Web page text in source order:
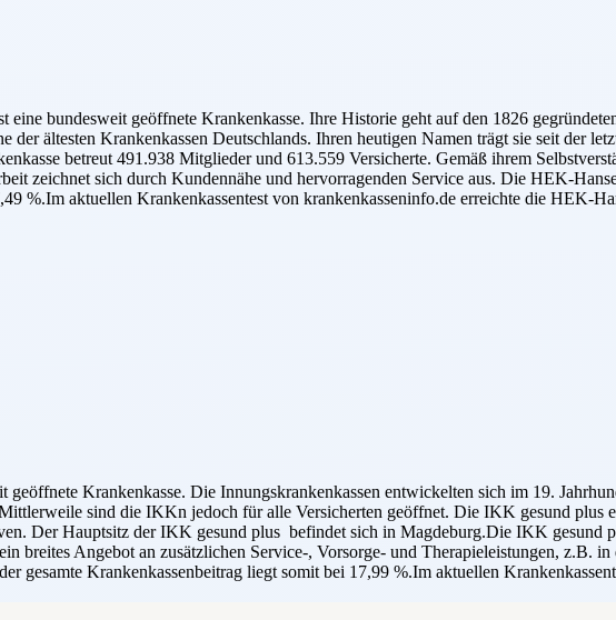
eine bundesweit geöffnete Krankenkasse. Ihre Historie geht auf den 1826
der ältesten Krankenkassen Deutschlands. Ihren heutigen Namen trägt sie seit der
betreut 491.938 Mitglieder und 613.559 Versicherte. Gemäß ihrem
zeichnet sich durch Kundennähe und hervorragenden Service aus. Die HEK-
%.Im aktuellen Krankenkassentest von krankenkasseninfo.de erreichte die HEK-
Krankenkasse. Die Innungskrankenkassen entwickelten sich im 19.
sind die IKKn jedoch für alle Versicherten geöffnet. Die IKK gesund plus
Der Hauptsitz der IKK gesund plus befindet sich in Magdeburg.Die IKK gesund
breites Angebot an zusätzlichen Service-, Vorsorge- und Therapieleistungen,
gesamte Krankenkassenbeitrag liegt somit bei 17,99 %.Im aktuellen